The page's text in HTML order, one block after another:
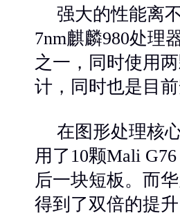
强大的性能离
7nm麒麟980处理
之一，同时使用
计，同时也是目
在图形处理核
用了 10颗Mali
后一块短板。而
得到了双倍的提升